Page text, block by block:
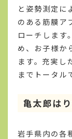
と姿勢測定に
のある筋膜ア
ローチします
め、お子様か
ます。充実し
までトータル
亀太郎は
岩手県内の各